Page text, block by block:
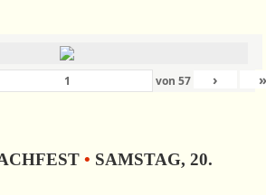
von 57 ›
• SAMSTAG, 20.